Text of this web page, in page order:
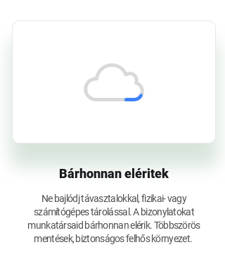
Bárhonnan eléritek
Ne bajlódj távasztalokkal, fizikai- vagy
számítógépes tárolással. A bizonylatokat
munkatársaid bárhonnan elérik. Többszörös
mentések, biztonságos felhős környezet.